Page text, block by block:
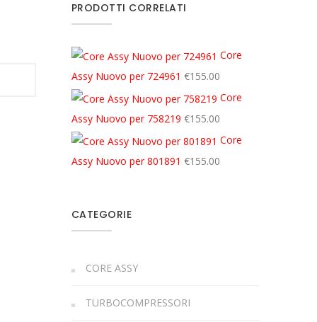
PRODOTTI CORRELATI
Core
Assy Nuovo per 724961 €155.00
Core
Assy Nuovo per 758219 €155.00
Core
Assy Nuovo per 801891 €155.00
CATEGORIE
CORE ASSY
TURBOCOMPRESSORI